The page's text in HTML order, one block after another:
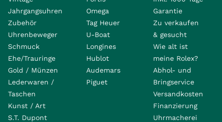
Jahrgangsuhren
Zubehör
Uhrenbeweger
Schmuck
Ehe/Trauringe
Gold / Münzen
Lederwaren /
Taschen
Kunst / Art
S.T. Dupont
Omega
Tag Heuer
U-Boat
Longines
Hublot
Audemars
Piguet
Garantie
Zu verkaufen
& gesucht
Wie alt ist
meine Rolex?
Abhol- und
Bringservice
Versandkosten
Finanzierung
Uhrmacherei